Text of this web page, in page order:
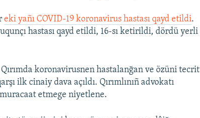
eki yañı COVID-19 koronavirus hastası qayd etildi.
hastası qayd etildi, 16-sı ketirildi, dördü yerli
koronavirusnen hastalanğan ve özüni tecrit
ilk cinaiy dava açıldı. Qırımlınıñ advokatı
etmege niyetlene.